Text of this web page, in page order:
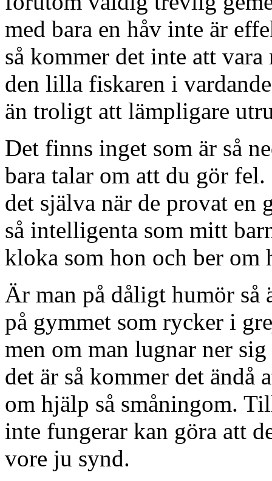
med bara en håv inte är
så kommer det inte att
den lilla fiskaren i
än troligt att lämpligare
Det finns inget som är så
bara talar om att du gör
det själva när de provat en
så intelligenta som mitt
kloka som hon och ber om
Är man på dåligt humör
på gymmet som rycker i
men om man lugnar ner
det är så kommer det ändå
om hjälp så småningom.
inte fungerar kan göra att
vore ju synd.